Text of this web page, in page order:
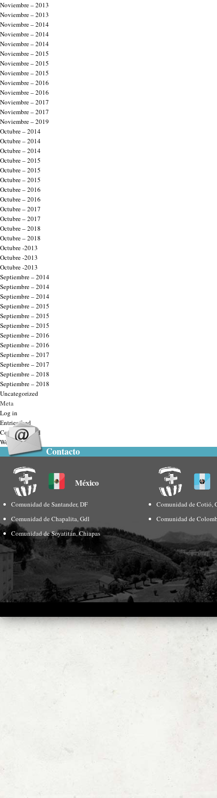
Noviembre – 2013
Noviembre – 2013
Noviembre – 2014
Noviembre – 2014
Noviembre – 2014
Noviembre – 2015
Noviembre – 2015
Noviembre – 2015
Noviembre – 2016
Noviembre – 2016
Noviembre – 2017
Noviembre – 2017
Noviembre – 2019
Octubre – 2014
Octubre – 2014
Octubre – 2014
Octubre – 2015
Octubre – 2015
Octubre – 2015
Octubre – 2016
Octubre – 2016
Octubre – 2017
Octubre – 2017
Octubre – 2018
Octubre – 2018
Octubre -2013
Octubre -2013
Octubre -2013
Septiembre – 2014
Septiembre – 2014
Septiembre – 2014
Septiembre – 2015
Septiembre – 2015
Septiembre – 2015
Septiembre – 2016
Septiembre – 2016
Septiembre – 2017
Septiembre – 2017
Septiembre – 2018
Septiembre – 2018
Uncategorized
Meta
Log in
Entries feed
Comments feed
WordPress.org
Contacto
México
Comunidad de Santander, DF
Comunidad de Chapalita, Gdl
Comunidad de Soyatitán, Chiapas
Comunidad de Cotió,
Comunidad de